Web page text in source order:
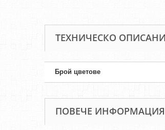
ТЕХНИЧЕСКО
Брой цветове
ПОВЕЧЕ ИНФОРМАЦИЯ